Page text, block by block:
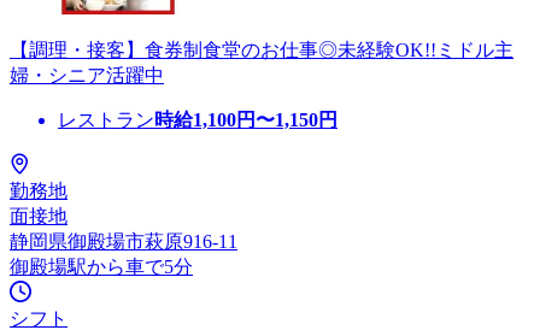
【調理・接客】食券制食堂のお仕事◎未経験OK!!ミドル主
婦・シニア活躍中
レストラン時給1,100円〜1,150円
勤務地
面接地
静岡県御殿場市萩原916-11
御殿場駅から車で5分
シフト